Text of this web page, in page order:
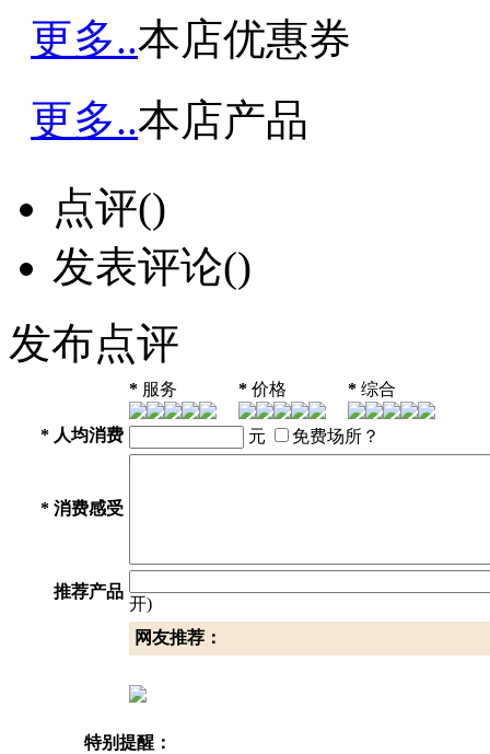
更多..本店优惠券
更多..本店产品
点评()
发表评论()
发布点评
* 服务 * 价格 * 综合
* 人均消费 元 免费场所？
* 消费感受
推荐产品
开)
网友推荐：
特别提醒：